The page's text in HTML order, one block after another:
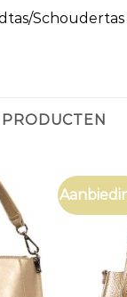
Schoudertas